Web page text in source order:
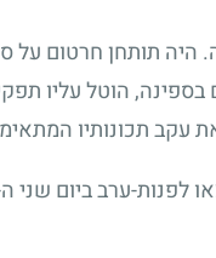
היה תותחן חרטום
הוטל עליו
עקב תכונותיו
לפנות-ערב ביום שני